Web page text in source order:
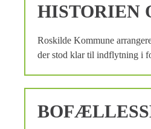
HISTORIEN
Roskilde Kommune
der stod klar til indflytning i